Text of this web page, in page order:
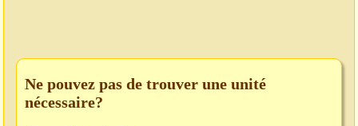
Ne pouvez pas de trouver une unité
nécessaire?